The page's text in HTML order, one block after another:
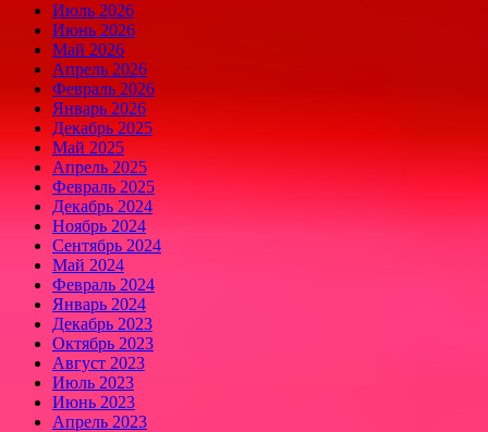
Июль 2026
Июнь 2026
Май 2026
Апрель 2026
Февраль 2026
Январь 2026
Декабрь 2025
Май 2025
Апрель 2025
Февраль 2025
Декабрь 2024
Ноябрь 2024
Сентябрь 2024
Май 2024
Февраль 2024
Январь 2024
Декабрь 2023
Октябрь 2023
Август 2023
Июль 2023
Июнь 2023
Апрель 2023